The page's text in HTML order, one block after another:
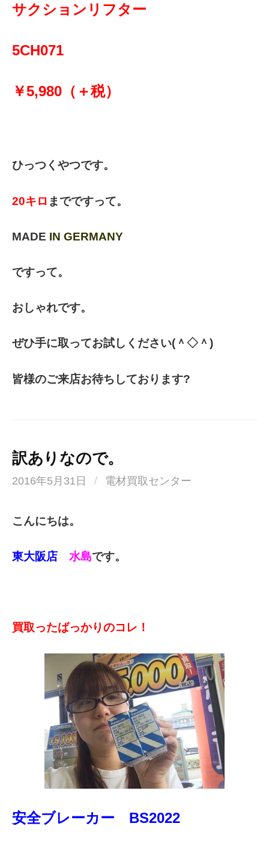
サクションリフター
5CH071
￥5,980（＋税）
ひっつくやつです。
20キロ までですって。
MADE IN GERMANY
ですって。
おしゃれです。
ぜひ手に取ってお試しください(＾◇＾)
皆様のご来店お待ちしております?
訳ありなので。
2016年5月31日 / 電材買取センター
こんにちは。
東大阪店 水島です。
買取ったばっかりのコレ！
安全ブレーカー BS2022